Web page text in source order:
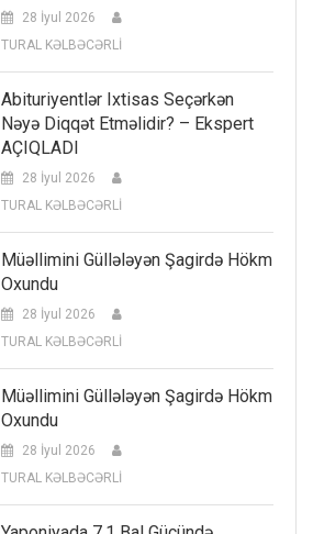
28 İyul 2026
TURAL KƏLBƏCƏRLİ
Abituriyentlər Ixtisas Seçərkən
Nəyə Diqqət Etməlidir? – Ekspert
AÇIQLADI
28 İyul 2026
TURAL KƏLBƏCƏRLİ
Müəllimini Güllələyən Şagirdə Hökm
Oxundu
28 İyul 2026
TURAL KƏLBƏCƏRLİ
Müəllimini Güllələyən Şagirdə Hökm
Oxundu
28 İyul 2026
TURAL KƏLBƏCƏRLİ